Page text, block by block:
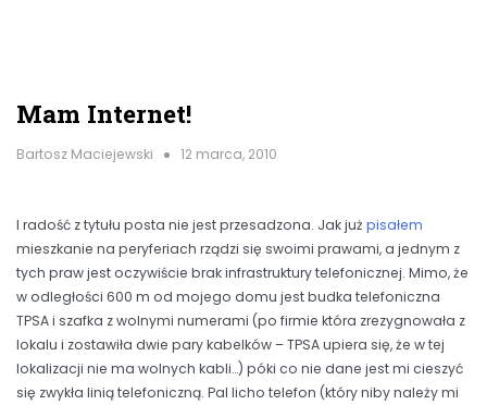
Mam Internet!
Bartosz Maciejewski 12 marca, 2010
I radość z tytułu posta nie jest przesadzona. Jak już pisałem
mieszkanie na peryferiach rządzi się swoimi prawami, a jednym z
tych praw jest oczywiście brak infrastruktury telefonicznej. Mimo, że
w odległości 600 m od mojego domu jest budka telefoniczna
TPSA i szafka z wolnymi numerami (po firmie która zrezygnowała z
lokalu i zostawiła dwie pary kabelków – TPSA upiera się, że w tej
lokalizacji nie ma wolnych kabli…) póki co nie dane jest mi cieszyć
się zwykła linią telefoniczną. Pal licho telefon (który niby należy mi